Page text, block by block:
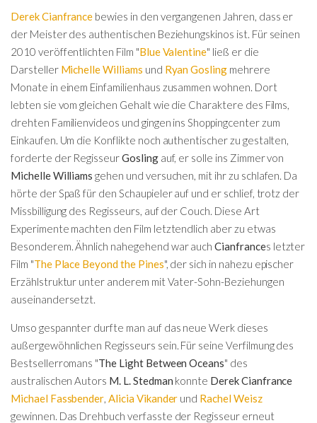
Derek Cianfrance bewies in den vergangenen Jahren, dass er
der Meister des authentischen Beziehungskinos ist. Für seinen
2010 veröffentlichten Film "Blue Valentine" ließ er die
Darsteller Michelle Williams und Ryan Gosling mehrere
Monate in einem Einfamilienhaus zusammen wohnen. Dort
lebten sie vom gleichen Gehalt wie die Charaktere des Films,
drehten Familienvideos und gingen ins Shoppingcenter zum
Einkaufen. Um die Konflikte noch authentischer zu gestalten,
forderte der RegisseurGoslingauf, er solle ins Zimmer von
Michelle Williams gehen und versuchen, mit ihr zu schlafen. Da
hörte der Spaß für den Schaupieler auf und er schlief, trotz der
Missbilligung des Regisseurs, auf der Couch. Diese Art
Experimente machten den Film letztendlich aber zu etwas
Besonderem. Ähnlich nahegehend war auchCianfrances letzter
Film "The Place Beyond the Pines", der sich in nahezu epischer
Erzählstruktur unter anderem mit Vater-Sohn-Beziehungen
auseinandersetzt.
Umso gespannter durfte man auf das neue Werk dieses
außergewöhnlichen Regisseurs sein. Für seine Verfilmung des
Bestsellerromans "The Light Between Oceans" des
australischen Autors M. L. Stedman konnte Derek Cianfrance
Michael Fassbender,Alicia Vikander und Rachel Weisz
gewinnen. Das Drehbuch verfasste der Regisseur erneut